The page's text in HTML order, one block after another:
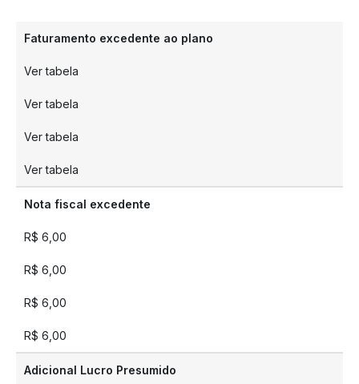
Faturamento excedente ao plano
Ver tabela
Ver tabela
Ver tabela
Ver tabela
Nota fiscal excedente
R$ 6,00
R$ 6,00
R$ 6,00
R$ 6,00
Adicional Lucro Presumido